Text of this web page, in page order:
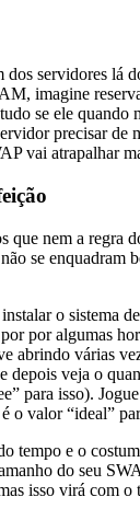
servidores lá
imagine
se ele quando
precisar de
vai atrapalhar
que nem a regra
se enquadram
o sistema
por algumas
abrindo várias
depois veja o
para isso).
o valor “ideal”
tempo e o
do seu
isso virá com o